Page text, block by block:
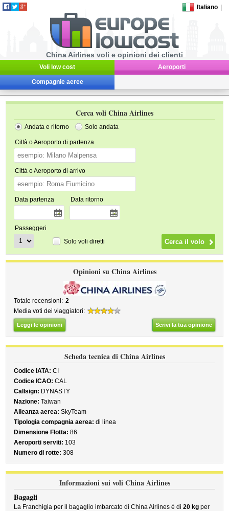
Italiano
China Airlines voli e opinioni dei clienti
Voli low cost Aeroporti
Compagnie aeree
Cerca voli China Airlines
Andata e ritorno Solo andata
Città o Aeroporto di partenza
Città o Aeroporto di arrivo
Data partenza Data ritorno
Passeggeri
Solo voli diretti
Opinioni su China Airlines
Totale recensioni: 2
Media voti dei viaggiatori:
Leggi le opinioni Scrivi la tua opinione
Scheda tecnica di China Airlines
Codice IATA: CI
Codice ICAO: CAL
Callsign: DYNASTY
Nazione: Taiwan
Alleanza aerea: SkyTeam
Tipologia compagnia aerea: di linea
Dimensione Flotta: 86
Aeroporti serviti: 103
Numero di rotte: 308
Informazioni sui voli China Airlines
Bagagli
La Franchigia per il bagaglio imbarcato di China Airlines è di20 kg per